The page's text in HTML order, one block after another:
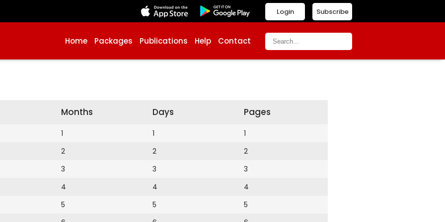
Subscribe
Login
Home Packages Publications Help Contact
Months
1
2
3
4
5
Days
1
2
3
4
5
Pages
1
2
3
4
5